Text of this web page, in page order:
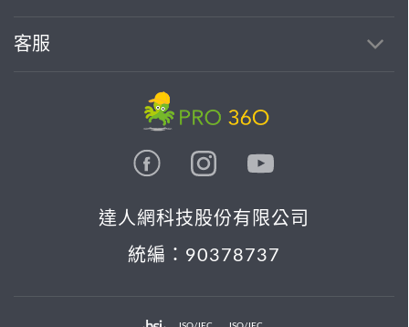
客服
達人網科技股份有限公司
統編：90378737